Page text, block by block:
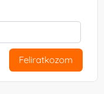
Feliratkozom